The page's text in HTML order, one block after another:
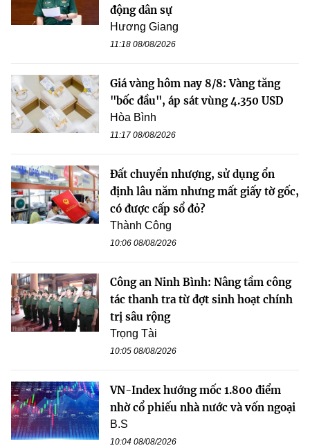
động dân sự
Hương Giang
11:18 08/08/2026
Giá vàng hôm nay 8/8: Vàng tăng
"bốc đầu", áp sát vùng 4.350 USD
Hòa Bình
11:17 08/08/2026
Đất chuyển nhượng, sử dụng ổn
định lâu năm nhưng mất giấy tờ gốc,
có được cấp sổ đỏ?
Thành Công
10:06 08/08/2026
Công an Ninh Bình: Nâng tầm công
tác thanh tra từ đợt sinh hoạt chính
trị sâu rộng
Trọng Tài
10:05 08/08/2026
VN-Index hướng mốc 1.800 điểm
nhờ cổ phiếu nhà nước và vốn ngoại
B.S
10:04 08/08/2026